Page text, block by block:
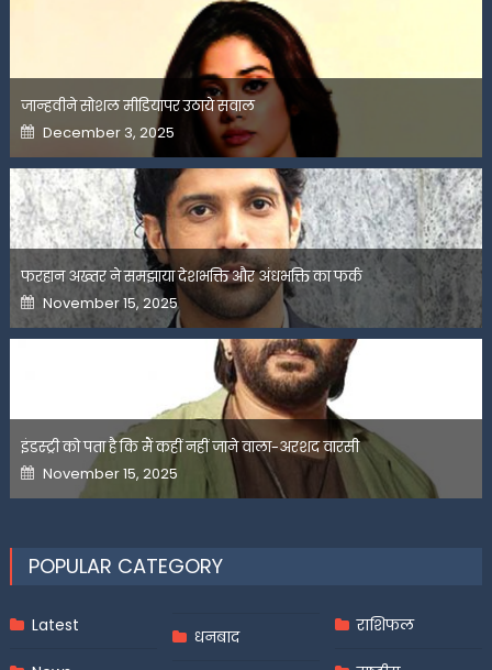
जान्हवीने सोशल मीडियापर उठाये सवाल
Posted
on
December 3, 2025
फरहान अख्तर ने समझाया देशभक्ति और अंधभक्ति का फर्क
Posted
on
November 15, 2025
इंडस्ट्री को पता है कि मैं कहीं नहीं जाने वाला-अरशद वारसी
Posted
on
November 15, 2025
POPULAR CATEGORY
Latest
धनबाद
राशिफल